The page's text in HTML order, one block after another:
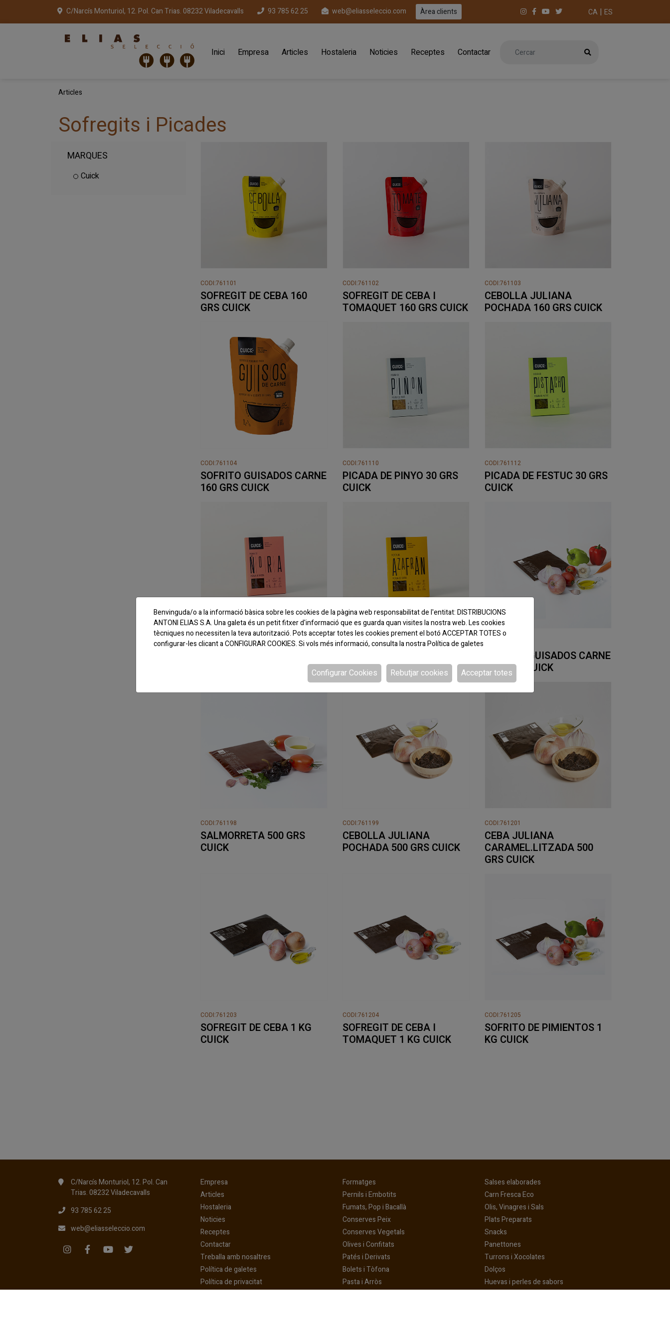
C/Narcís Monturiol, 12. Pol. Can Trias. 08232 Viladecavalls 93 785 62 25 web@eliasseleccio.com Àrea clients CA | ES
Inici Empresa Articles Hostaleria Noticies Receptes Contactar
Articles
Sofregits i Picades
MARQUES
Cuick
CODI:761101
SOFREGIT DE CEBA 160
GRS CUICK
CODI:761102
SOFREGIT DE CEBA I
TOMAQUET 160 GRS CUICK
CODI:761103
CEBOLLA JULIANA
POCHADA 160 GRS CUICK
CODI:761104
SOFRITO GUISADOS CARNE
160 GRS CUICK
CODI:761110
PICADA DE PINYO 30 GRS
CUICK
CODI:761112
PICADA DE FESTUC 30 GRS
CUICK
CODI:761114 CODI:761116
CUICK
SOFRITO GUISADOS CARNE
500 GRS CUICK
CODI:761198
SALMORRETA 500 GRS
CUICK
CODI:761199
CEBOLLA JULIANA
POCHADA 500 GRS CUICK
CODI:761201
CEBA JULIANA
CARAMEL.LITZADA 500
GRS CUICK
CODI:761203
SOFREGIT DE CEBA 1 KG
CUICK
CODI:761204
SOFREGIT DE CEBA I
TOMAQUET 1 KG CUICK
CODI:761205
SOFRITO DE PIMIENTOS 1
KG CUICK
C/Narcís Monturiol, 12. Pol. Can
Trias. 08232 Viladecavalls
93 785 62 25
web@eliasseleccio.com
Empresa(current)
Articles
Hostaleria(current)
Noticies
Receptes
Contactar(current)
Treballa amb nosaltres
Política de galetes
Política de privacitat
Formatges
Pernils i Embotits
Fumats, Pop i Bacallà(current)
Conserves Peix(current)
Conserves Vegetals
Olives i Confitats
Patés i Derivats
Bolets i Tòfona(current)
Pasta i Arròs
Salses elaborades
Carn Fresca Eco
Olis, Vinagres i Sals
Plats Preparats
Snacks
Panettones
Turrons i Xocolates
Dolços
Huevas i perles de sabors
Benvinguda/o a la informació bàsica sobre les cookies de la pàgina web responsabilitat de l'entitat: DISTRIBUCIONS
ANTONI ELIAS S.A. Una galeta és un petit fitxer d'informació que es guarda quan visites la nostra web. Les cookies
tècniques no necessiten la teva autorització. Pots acceptar totes les cookies prement el botó ACCEPTAR TOTES o
configurar-les clicant a CONFIGURAR COOKIES. Si vols més informació, consulta la nostraPolítica de galetes
Acceptar totes
Rebutjar cookies
Configurar Cookies